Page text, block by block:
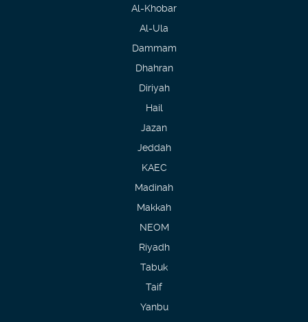
Al-Khobar
Al-Ula
Dammam
Dhahran
Diriyah
Hail
Jazan
Jeddah
KAEC
Madinah
Makkah
NEOM
Riyadh
Tabuk
Taif
Yanbu